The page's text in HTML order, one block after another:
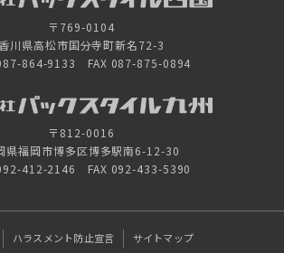
〒769-0104
香川県高松市国分寺町新名72-3
864-9133 FAX 087-875-0894
〒812-0016
県福岡市博多区博多駅南6-12-30
412-2146 FAX 092-433-5390
ハラスメント防止宣言 サイトマップ